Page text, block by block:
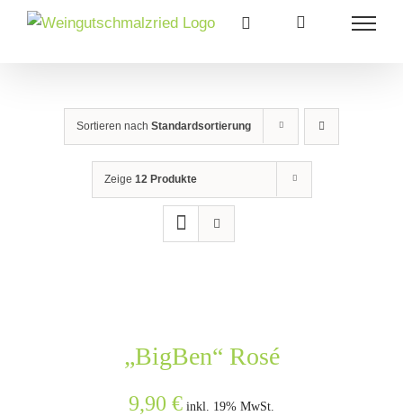
Zum
Sortieren nach Standardsortierung
Zeige 12 Produkte
„BigBen“ Rosé
9,90 € inkl. 19% MwSt.